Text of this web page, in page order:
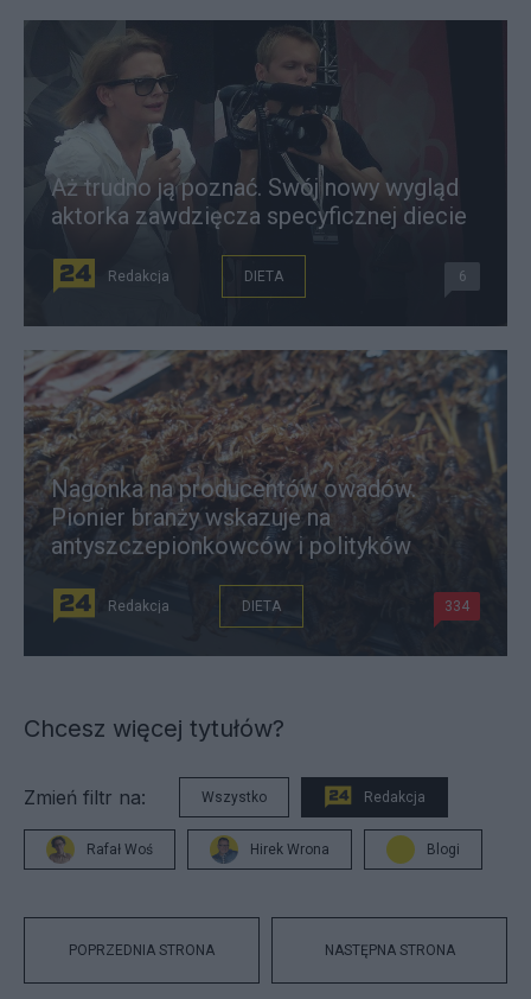
Aż trudno ją poznać. Swój nowy wygląd
aktorka zawdzięcza specyficznej diecie
Redakcja DIETA 6
Nagonka na producentów owadów.
Pionier branży wskazuje na
antyszczepionkowców i polityków
Redakcja DIETA 334
Chcesz więcej tytułów?
Zmień filtr na: Wszystko Redakcja
Rafał Woś Hirek Wrona Blogi
POPRZEDNIA STRONA NASTĘPNA STRONA